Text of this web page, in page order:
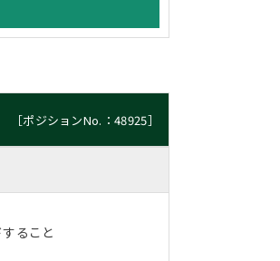
［ポジションNo.：48925］
ること